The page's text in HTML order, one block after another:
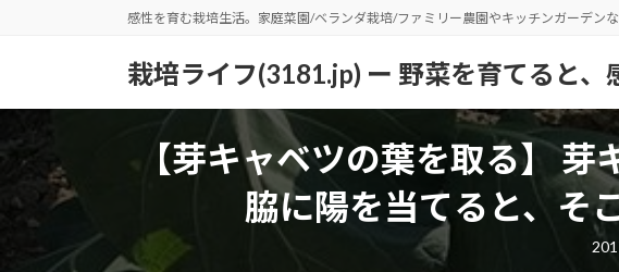
感性を育む栽培生活。家庭菜園/ベランダ栽培/ファミリー農園やキッチンガーデン
栽培ライフ(3181.jp) ー 野菜を育てると、
【芽キャベツの葉を取る】
脇に陽を当てると、そ